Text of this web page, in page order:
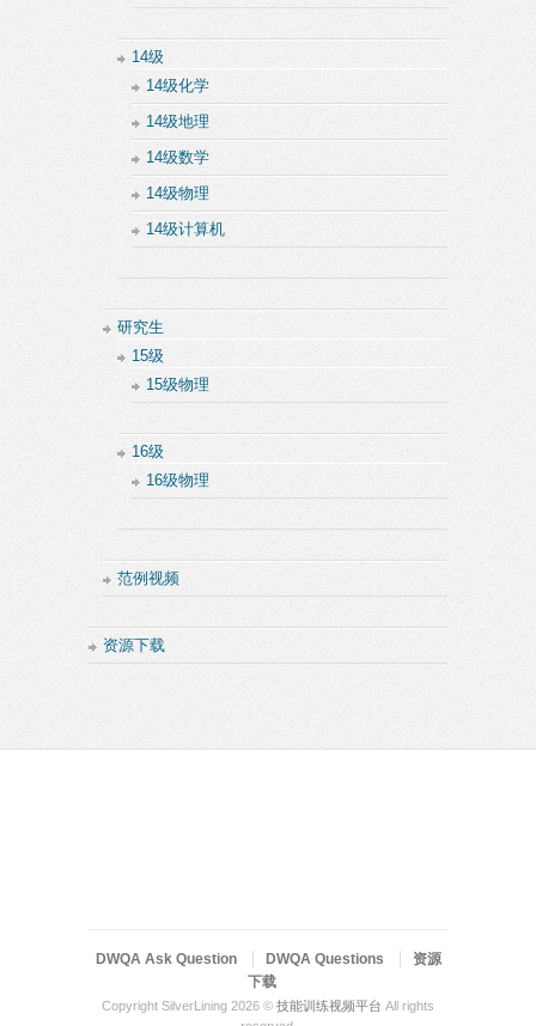
14级
14级化学
14级地理
14级数学
14级物理
14级计算机
研究生
15级
15级物理
16级
16级物理
范例视频
资源下载
DWQA Ask Question DWQA Questions
资源
下载
Copyright SilverLining 2026 © 技能训练视频平台 All rights